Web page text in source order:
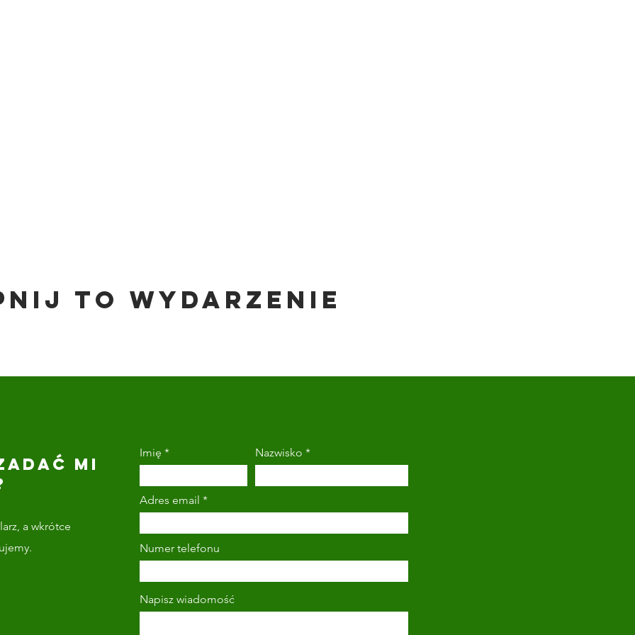
to wydarzenie
MI
a wkrótce
Imię Nazwisko
Adres email
Numer telefonu
Napisz wiadomość